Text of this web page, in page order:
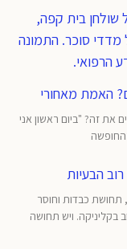
האמת מאחורי
זה? "ביום ראשון אני
הבעיות
כבדות וחוסר
ויש תחושה